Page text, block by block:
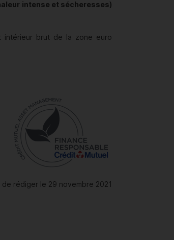
intense et sécheresses)
intérieur brut de la zone euro
de rédiger le 29 novembre 2021